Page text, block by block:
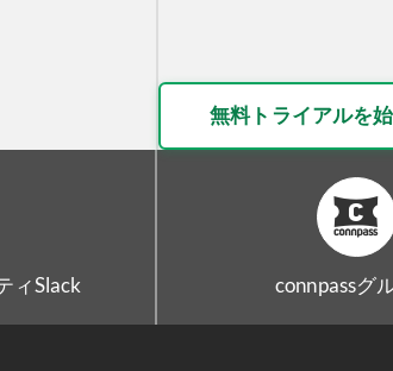
無料トライアルを
ィSlack connpassグ